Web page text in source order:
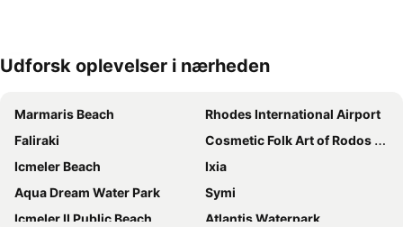
Udvid kort
Udforsk oplevelser i nærheden
Marmaris Beach
Rhodes International Airport
Faliraki
Cosmetic Folk Art of Rodos Museum
Icmeler Beach
Ixia
Aqua Dream Water Park
Symi
Icmeler II Public Beach
Atlantis Waterpark